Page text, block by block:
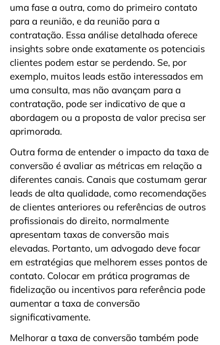
uma fase a outra, como do primeiro contato
para a reunião, e da reunião para a
contratação. Essa análise detalhada oferece
insights sobre onde exatamente os potenciais
clientes podem estar se perdendo. Se, por
exemplo, muitos leads estão interessados em
uma consulta, mas não avançam para a
contratação, pode ser indicativo de que a
abordagem ou a proposta de valor precisa ser
aprimorada.
Outra forma de entender o impacto da taxa de
conversão é avaliar as métricas em relação a
diferentes canais. Canais que costumam gerar
leads de alta qualidade, como recomendações
de clientes anteriores ou referências de outros
profissionais do direito, normalmente
apresentam taxas de conversão mais
elevadas. Portanto, um advogado deve focar
em estratégias que melhorem esses pontos de
contato. Colocar em prática programas de
fidelização ou incentivos para referência pode
aumentar a taxa de conversão
significativamente.
Melhorar a taxa de conversão também pode